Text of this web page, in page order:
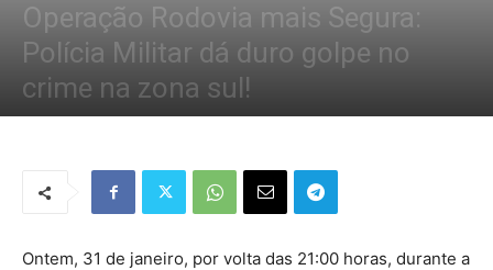
Operação Rodovia mais Segura:
Polícia Militar dá duro golpe no
crime na zona sul!
Por Redação Tribo - 1 de fevereiro de 2019 1384 0
Ontem, 31 de janeiro, por volta das 21:00 horas, durante a